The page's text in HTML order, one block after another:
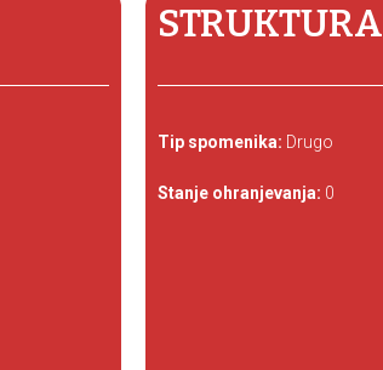
STRUKTURA
Tip spomenika: Drugo
Stanje ohranjevanja: 0